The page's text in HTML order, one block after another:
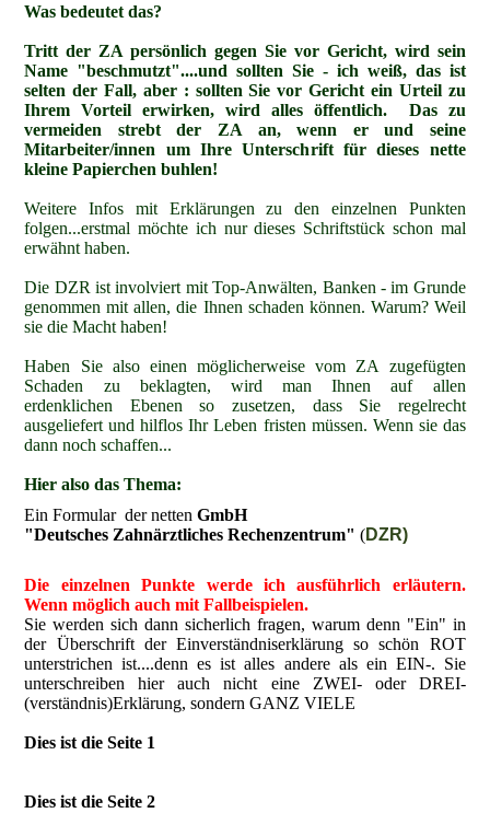
Was bedeutet das?
Tritt der ZA persönlich gegen Sie vor Gericht, wird sein
Name "beschmutzt"....und sollten Sie - ich weiß, das ist
selten der Fall, aber : sollten Sie vor Gericht ein Urteil zu
Ihrem Vorteil erwirken, wird alles öffentlich. Das zu
vermeiden strebt der ZA an, wenn er und seine
Mitarbeiter/innen um Ihre Unterschrift für dieses nette
kleine Papierchen buhlen!
Weitere Infos mit Erklärungen zu den einzelnen Punkten
folgen...erstmal möchte ich nur dieses Schriftstück schon mal
erwähnt haben.
Die DZR ist involviert mit Top-Anwälten, Banken - im Grunde
genommen mit allen, die Ihnen schaden können. Warum? Weil
sie die Macht haben!
Haben Sie also einen möglicherweise vom ZA zugefügten
Schaden zu beklagten, wird man Ihnen auf allen
erdenklichen Ebenen so zusetzen, dass Sie regelrecht
ausgeliefert und hilflos Ihr Leben fristen müssen. Wenn sie das
dann noch schaffen...
Hier also das Thema:
Ein Formular der nettenGmbH
"Deutsches Zahnärztliches Rechenzentrum" (DZR)
Die einzelnen Punkte werde ich ausführlich erläutern.
Wenn möglich auch mit Fallbeispielen.
Sie werden sich dann sicherlich fragen, warum denn "Ein" in
der Überschrift der Einverständniserklärung so schön ROT
unterstrichen ist....denn es ist alles andere als ein EIN-. Sie
unterschreiben hier auch nicht eine ZWEI- oder DREI-
(verständnis)Erklärung, sondern GANZ VIELE
Dies ist die Seite 1
Dies ist die Seite 2